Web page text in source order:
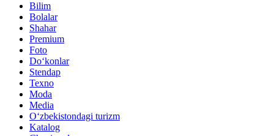
Bilim
Bolalar
Shahar
Premium
Foto
Do‘konlar
Stendap
Texno
Moda
Media
O‘zbekistondagi turizm
Katalog